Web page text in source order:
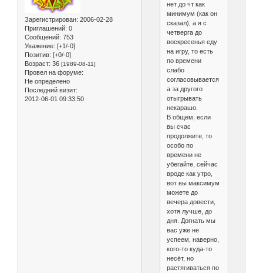
Зарегистрирован: 2006-02-28
Приглашений: 0
Сообщений: 753
Уважение: [+1/-0]
Позитив: [+0/-0]
Возраст: 36 [1989-08-11]
Провел на форуме:
Не определено
Последний визит:
2012-06-01 09:33:50
нет до чт как
минимум (как он
сказал), а я с
четверга до
воскресенья еду
на игру, то есть
по времени
слабо
согласовывается,
а за другого
отыгрывать
некарашо.
В общем, если
вы счас
продолжите, то
особо по
времени не
убегайте, сейчас
вроде как утро,
вот вы максимум
можете до
вечера довести,
хотя лучше, до
дня. Догнать мы
вас уже не
успеем, наверно,
кого-то куда-то
несёт, но
растягиваться по